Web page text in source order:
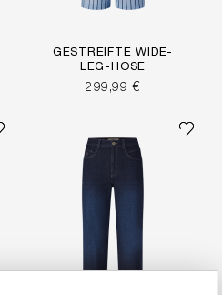
GESTREIFTE WIDE-
LEG-HOSE
299,99 €